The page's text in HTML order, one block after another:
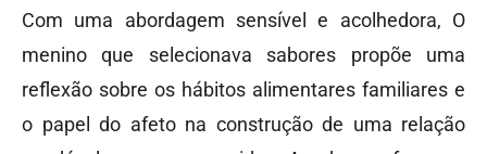
Com uma abordagem sensível e acolhedora, O
menino que selecionava sabores propõe uma
reflexão sobre os hábitos alimentares familiares e
o papel do afeto na construção de uma relação